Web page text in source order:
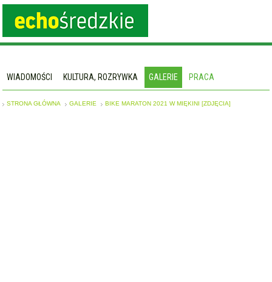
WIADOMOŚCI KULTURA, ROZRYWKA GALERIE PRACA
STRONA GŁÓWNA GALERIE BIKE MARATON 2021 W MIĘKINI [ZDJĘCIA]